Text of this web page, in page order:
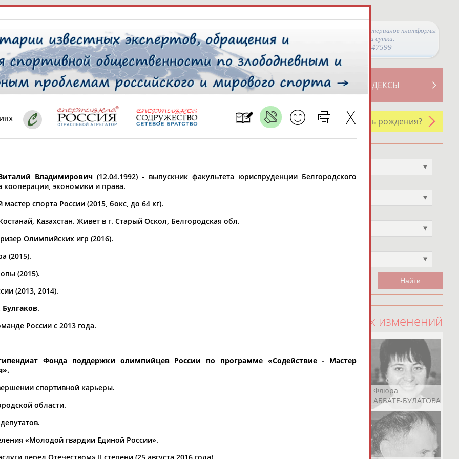
Просмотры материалов платформы
за сутки:
47599
СВОДНЫЕ ИНДЕКСЫ
ТАБЛО АКТИВНОСТИ
РЕСУРСНАЯ ПЛОЩАДКА
У кого сегодня день рождения?
* для действующих спортсменов
рождения
рождения
чч мм
100 последних изменений
Юлия
АБАЛАКИНА
Дмитрий
Флюра
АББАТЕ-БУЛАТОВА
Владимирович (12.04.1992) - выпускник факультета юриспруденции Белгородского
кооперации, экономики и права.
спорта России (2015, бокс, до 64 кг).
Казахстан. Живет в г. Старый Оскол, Белгородская обл.
Олимпийских игр (2016).
(2015).
(2015).
(2013, 2014).
.
России с 2013 года.
Фонда поддержки олимпийцев России по программе «Содействие - Мастер
».
спортивной карьеры.
области.
«Молодой гвардии Единой России».
перед Отечеством» II степени (25 августа 2016 года).